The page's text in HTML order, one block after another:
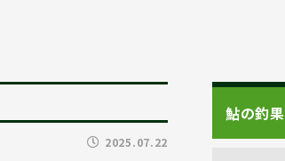
2025.07.22
鮎の釣果